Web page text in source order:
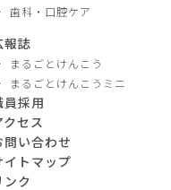
歯科・口腔ケア
報誌
まるごとけんこう
まるごとけんこうミニ
員採用
クセス
問い合わせ
イトマップ
ンク